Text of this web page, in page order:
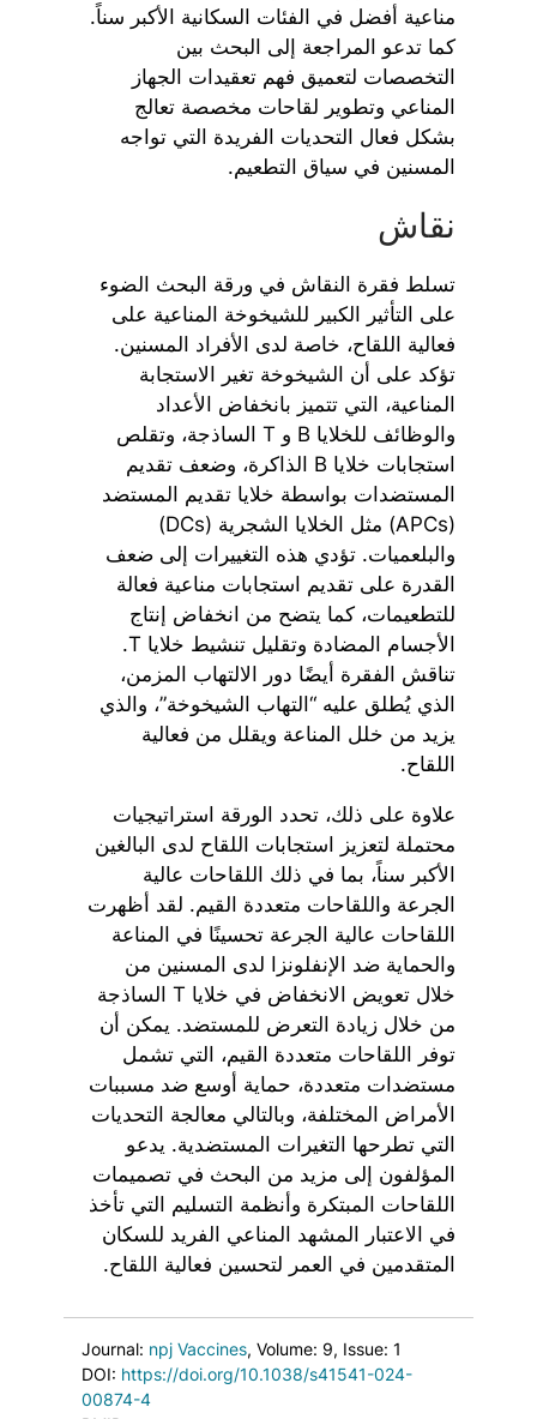
مناعية أفضل في الفئات السكانية الأكبر سناً.
كما تدعو المراجعة إلى البحث بين
التخصصات لتعميق فهم تعقيدات الجهاز
المناعي وتطوير لقاحات مخصصة تعالج
بشكل فعال التحديات الفريدة التي تواجه
المسنين في سياق التطعيم.
نقاش
تسلط فقرة النقاش في ورقة البحث الضوء
على التأثير الكبير للشيخوخة المناعية على
فعالية اللقاح، خاصة لدى الأفراد المسنين.
تؤكد على أن الشيخوخة تغير الاستجابة
المناعية، التي تتميز بانخفاض الأعداد
والوظائف للخلايا B و T الساذجة، وتقلص
استجابات خلايا B الذاكرة، وضعف تقديم
المستضدات بواسطة خلايا تقديم المستضد
(APCs) مثل الخلايا الشجرية (DCs)
والبلعميات. تؤدي هذه التغييرات إلى ضعف
القدرة على تقديم استجابات مناعية فعالة
للتطعيمات، كما يتضح من انخفاض إنتاج
الأجسام المضادة وتقليل تنشيط خلايا T.
تناقش الفقرة أيضًا دور الالتهاب المزمن،
الذي يُطلق عليه “التهاب الشيخوخة”، والذي
يزيد من خلل المناعة ويقلل من فعالية
اللقاح.
علاوة على ذلك، تحدد الورقة استراتيجيات
محتملة لتعزيز استجابات اللقاح لدى البالغين
الأكبر سناً، بما في ذلك اللقاحات عالية
الجرعة واللقاحات متعددة القيم. لقد أظهرت
اللقاحات عالية الجرعة تحسينًا في المناعة
والحماية ضد الإنفلونزا لدى المسنين من
خلال تعويض الانخفاض في خلايا T الساذجة
من خلال زيادة التعرض للمستضد. يمكن أن
توفر اللقاحات متعددة القيم، التي تشمل
مستضدات متعددة، حماية أوسع ضد مسببات
الأمراض المختلفة، وبالتالي معالجة التحديات
التي تطرحها التغيرات المستضدية. يدعو
المؤلفون إلى مزيد من البحث في تصميمات
اللقاحات المبتكرة وأنظمة التسليم التي تأخذ
في الاعتبار المشهد المناعي الفريد للسكان
المتقدمين في العمر لتحسين فعالية اللقاح.
Journal: npj Vaccines, Volume: 9, Issue: 1
DOI: https://doi.org/10.1038/s41541-024-
00874-4